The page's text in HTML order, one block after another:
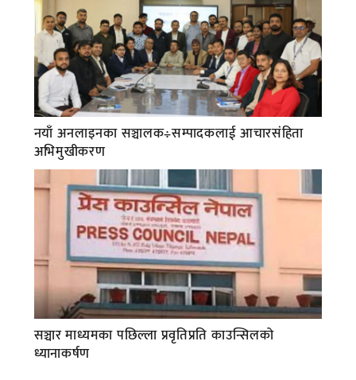
नयाँ अनलाइनका सञ्चालक÷सम्पादकलाई आचारसंहिता
अभिमुखीकरण
सञ्चार माध्यमका पछिल्ला प्रवृतिप्रति काउन्सिलको
ध्यानाकर्षण